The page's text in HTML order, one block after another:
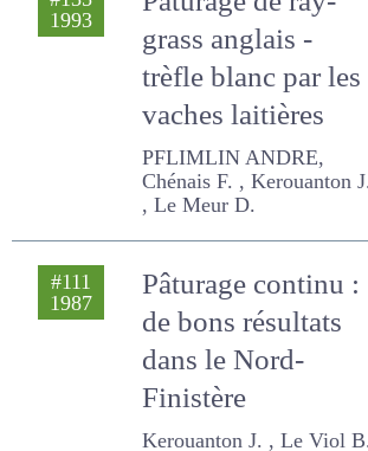
Pâturage de ray-
grass anglais -
vaches laitières
PFLIMLIN ANDRE, Chénais F.
, Kerouanton J. , Le Meur D.
#111
Pâturage continu :
de bons résultats
dans le Nord-
Finistère